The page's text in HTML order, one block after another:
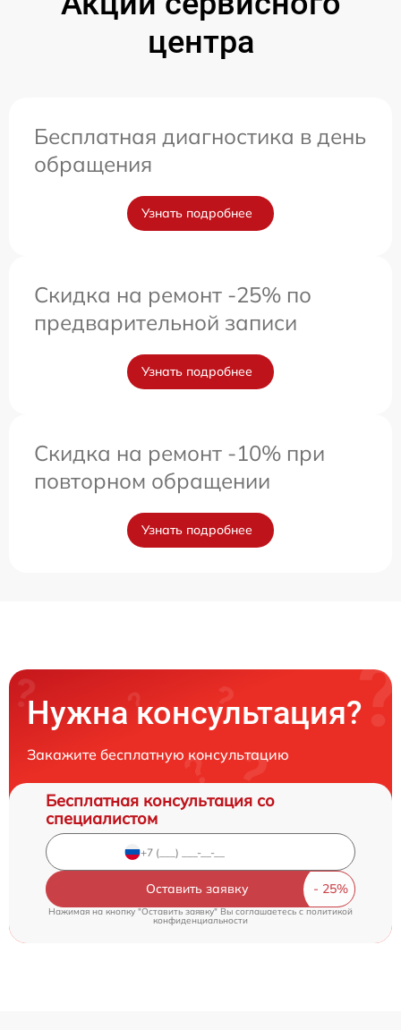
центра
Бесплатная диагностика в день
обращения
Узнать подробнее
Скидка на ремонт -25% по
предварительной записи
Узнать подробнее
Скидка на ремонт -10% при
повторном обращении
Узнать подробнее
Нужна консультация?
Закажите бесплатную консультацию
Бесплатная консультация со
специалистом
Оставить заявку
Нажимая на кнопку "Оставить заявку" Вы соглашаетесь cполитикой
конфиденциальности